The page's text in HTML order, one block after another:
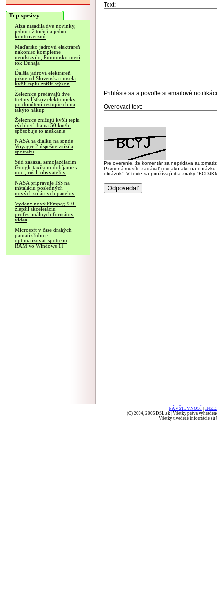
Top správy
Alza nasadila dve novinky,
jednu užitočnú a jednu
kontroverznú
Maďarsko jadrovú elektráreň
nakoniec kompletne
neodstavilo, Rumunsko mení
tok Dunaja
Ďalšia jadrová elektráreň
južne od Slovenska musela
kvôli teplu znížiť výkon
Železnice predávajú dve
tretiny lístkov elektronicky,
po donútení cestujúcich na
takýto nákup
Železnice znižujú kvôli teplu
rýchlosť iba na 50 km/h,
spôsobuje to meškanie
NASA na diaľku na sonde
Voyager 2 úspešne znížila
spotrebu
Súd zakázal samojazdiacim
Google taxíkom dobíjanie v
noci, rušili obyvateľov
NASA pripravuje ISS na
inštaláciu posledných
nových solárnych panelov
Vydaný nový FFmpeg 9.0,
zlepšil akceleráciu
profesionálnych formátov
videa
Microsoft v čase drahých
pamätí sľubuje
optimalizovať spotrebu
RAM vo Windows 11
Text:
Prihláste sa a povoľte si emailové
Overovací text:
Pre overenie, že komentár sa nepridáva
Písmená musíte zadávať rovnako ako na
obrázok". V texte sa používajú iba znaky
NÁVŠTEVNOSŤ
(C) 2004, 2005 DSL.sk | Všetky práva
Všetky uvedené informácie sú